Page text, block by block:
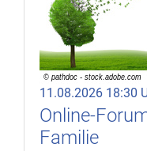
11.08.2026 18:30
Online-
Familie